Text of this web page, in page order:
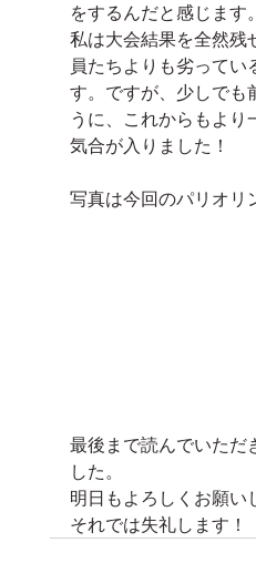
をするんだと感じます。
私は大会結果を全然残
員たちよりも劣ってい
す。ですが、少しでも
うに、これからもより
気合が入りました！
写真は今回のパリオリ
最後まで読んでいただ
した。
明日もよろしくお願い
それでは失礼します！